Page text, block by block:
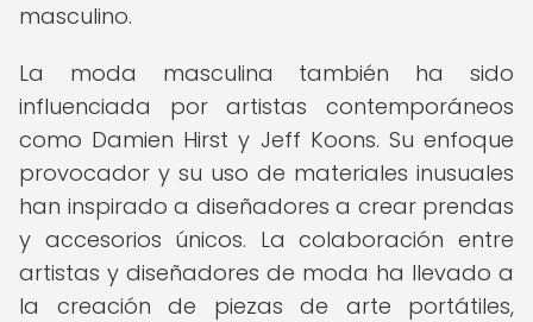
masculino.
La moda masculina también ha sido
influenciada por artistas contemporáneos
como Damien Hirst y Jeff Koons. Su enfoque
provocador y su uso de materiales inusuales
han inspirado a diseñadores a crear prendas
y accesorios únicos. La colaboración entre
artistas y diseñadores de moda ha llevado a
la creación de piezas de arte portátiles,